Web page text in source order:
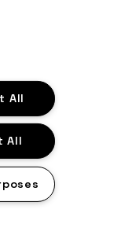
Be•at Tickets is
Schijnpoortweg
Schijnpoortweg
(BE)
2200 4925 0067
© be•at - Alle
All
All